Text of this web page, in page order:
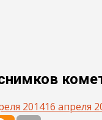
201416 апреля